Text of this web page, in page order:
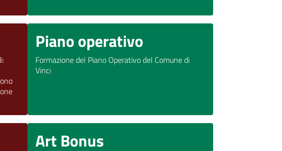
Piano operativo
Formazione del Piano Operativo del Comune di
Vinci
Art Bonus